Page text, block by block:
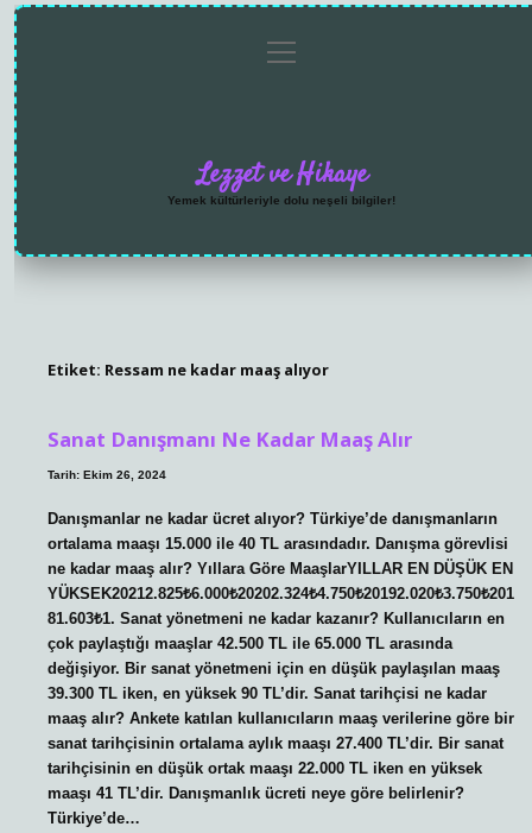
menüyü
aç
Lezzet ve Hikaye
Yemek kültürleriyle dolu neşeli bilgiler!
Etiket: Ressam ne kadar maaş alıyor
Sanat Danışmanı Ne Kadar Maaş Alır
Tarih: Ekim 26, 2024
Danışmanlar ne kadar ücret alıyor? Türkiye’de danışmanların
ortalama maaşı 15.000 ile 40 TL arasındadır. Danışma görevlisi
ne kadar maaş alır? Yıllara Göre MaaşlarYILLAR EN DÜŞÜK EN
YÜKSEK20212.825₺6.000₺20202.324₺4.750₺20192.020₺3.750₺201
81.603₺1. Sanat yönetmeni ne kadar kazanır? Kullanıcıların en
çok paylaştığı maaşlar 42.500 TL ile 65.000 TL arasında
değişiyor. Bir sanat yönetmeni için en düşük paylaşılan maaş
39.300 TL iken, en yüksek 90 TL’dir. Sanat tarihçisi ne kadar
maaş alır? Ankete katılan kullanıcıların maaş verilerine göre bir
sanat tarihçisinin ortalama aylık maaşı 27.400 TL’dir. Bir sanat
tarihçisinin en düşük ortak maaşı 22.000 TL iken en yüksek
maaşı 41 TL’dir. Danışmanlık ücreti neye göre belirlenir?
Türkiye’de…